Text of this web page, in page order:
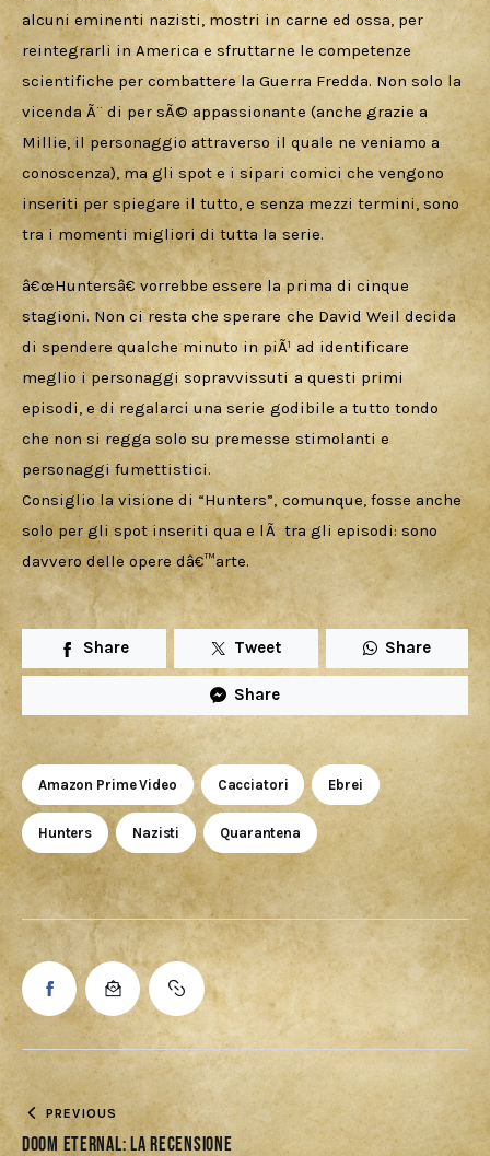
alcuni eminenti nazisti, mostri in carne ed ossa, per
reintegrarli in America e sfruttarne le competenze
scientifiche per combattere la Guerra Fredda. Non solo la
vicenda Ã¨ di per sÃ© appassionante (anche grazie a
Millie, il personaggio attraverso il quale ne veniamo a
conoscenza), ma gli spot e i sipari comici che vengono
inseriti per spiegare il tutto, e senza mezzi termini, sono
tra i momenti migliori di tutta la serie.
â€œHuntersâ€ vorrebbe essere la prima di cinque
stagioni. Non ci resta che sperare che David Weil decida
di spendere qualche minuto in piÃ¹ ad identificare
meglio i personaggi sopravvissuti a questi primi
episodi, e di regalarci una serie godibile a tutto tondo
che non si regga solo su premesse stimolanti e
personaggi fumettistici.
Consiglio la visione di “Hunters”, comunque, fosse anche
solo per gli spot inseriti qua e lÃ  tra gli episodi: sono
davvero delle opere dâ€™arte.
Share Tweet Share
Share
Amazon Prime Video Cacciatori Ebrei
Hunters Nazisti Quarantena
PREVIOUS
Doom Eternal: La Recensione